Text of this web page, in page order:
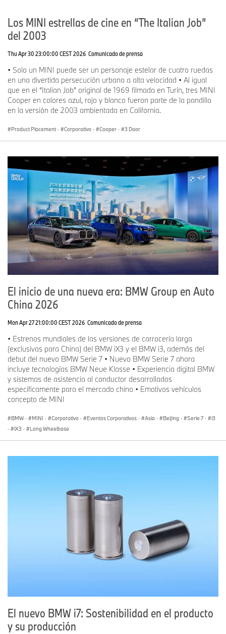
Los MINI estrellas de cine en “The Italian Job”
del 2003
Thu Apr 30 23:00:00 CEST 2026 Comunicado de prensa
• Solo un MINI puede ser un personaje estelar de cuatro ruedas
en una divertida persecución urbana a alta velocidad • Al igual
que en el “Italian Job” original de 1969 filmada en Turín, tres MINI
Cooper en colores azul, rojo y blanco fueron parte de la pandilla
en la versión de 2003 ambientada en California.
Product Placement · Corporativo · Cooper · 3 Door
El inicio de una nueva era: BMW Group en Auto
China 2026
Mon Apr 27 21:00:00 CEST 2026 Comunicado de prensa
• Estrenos mundiales de las versiones de carrocería larga
(exclusivas para China) del BMW iX3 y el BMW i3, además del
debut del nuevo BMW Serie 7 • Nuevo BMW Serie 7 ahora
incluye tecnologías BMW Neue Klasse • Experiencia digital BMW
y sistemas de asistencia al conductor desarrollados
específicamente para el mercado chino • Emotivos vehículos
concepto de MINI
BMW · MINI · Corporativo · Eventos Corporativos · Asia · Beijing · Serie 7 ·
i3
·
iX3 · Long Wheelbase
El nuevo BMW i7: Sostenibilidad en el producto
y su producción